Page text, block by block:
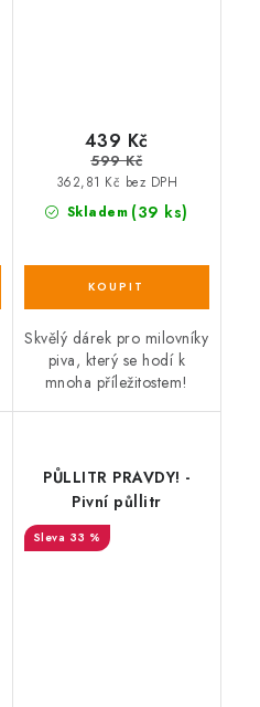
Skladem (39 ks)
362,81 Kč bez DPH
439 Kč
599 Kč
Skvělý dárek pro milovníky
piva, který se hodí k
mnoha příležitostem!
PŮLLITR PRAVDY! -
Pivní půllitr
33 %